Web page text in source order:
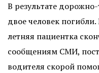
В результате
двое человек
летняя пациентка
сообщениям СМИ,
водителя скорой